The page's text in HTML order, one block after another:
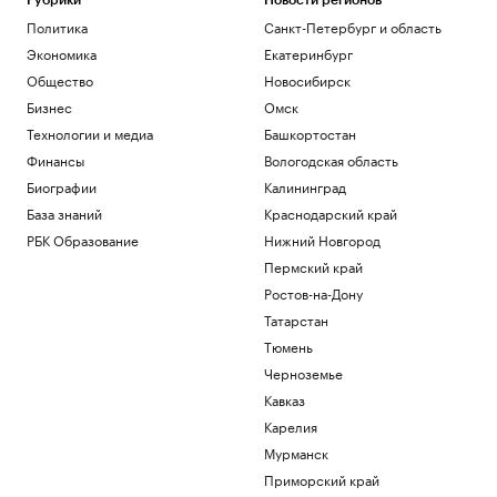
Политика
Экономика
Общество
Бизнес
Технологии и медиа
Финансы
Биографии
База знаний
РБК Образование
Санкт-Петербург и область
Екатеринбург
Новосибирск
Омск
Башкортостан
Вологодская область
Калининград
Краснодарский край
Нижний Новгород
Пермский край
Ростов-на-Дону
Татарстан
Тюмень
Черноземье
Кавказ
Карелия
Мурманск
Приморский край